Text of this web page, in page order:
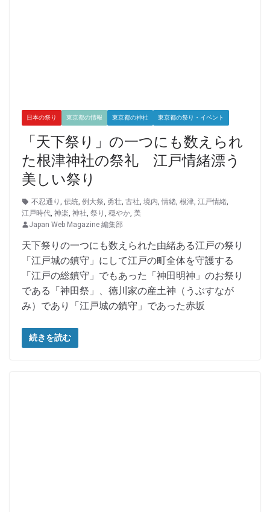
日本の祭り 東京都の情報 東京都の神社 東京都の祭り・イベント
「天下祭り」の一つにも数えられ
た根津神社の祭礼 江戸情緒漂う
美しい祭り
不忍通り 伝統 例大祭 勇壮 古社 境内 情緒 根津 江戸情緒
江戸時代 神楽 神社 祭り 穏やか 美
Japan Web Magazine 編集部
天下祭りの一つにも数えられた由緒ある江戸の祭り
「江戸城の鎮守」にして江戸の町全体を守護する
「江戸の総鎮守」でもあった「神田明神」のお祭り
である「神田祭」、徳川家の産土神（うぶすなが
み）であり「江戸城の鎮守」であった赤坂
続きを読む